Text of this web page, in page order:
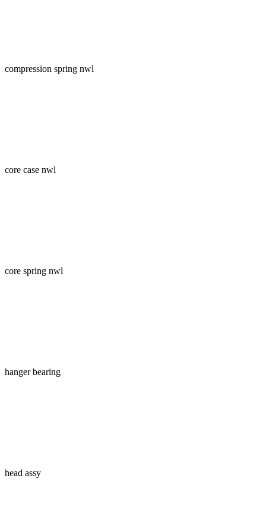
compression spring nwl
core case nwl
core spring nwl
hanger bearing
head assy